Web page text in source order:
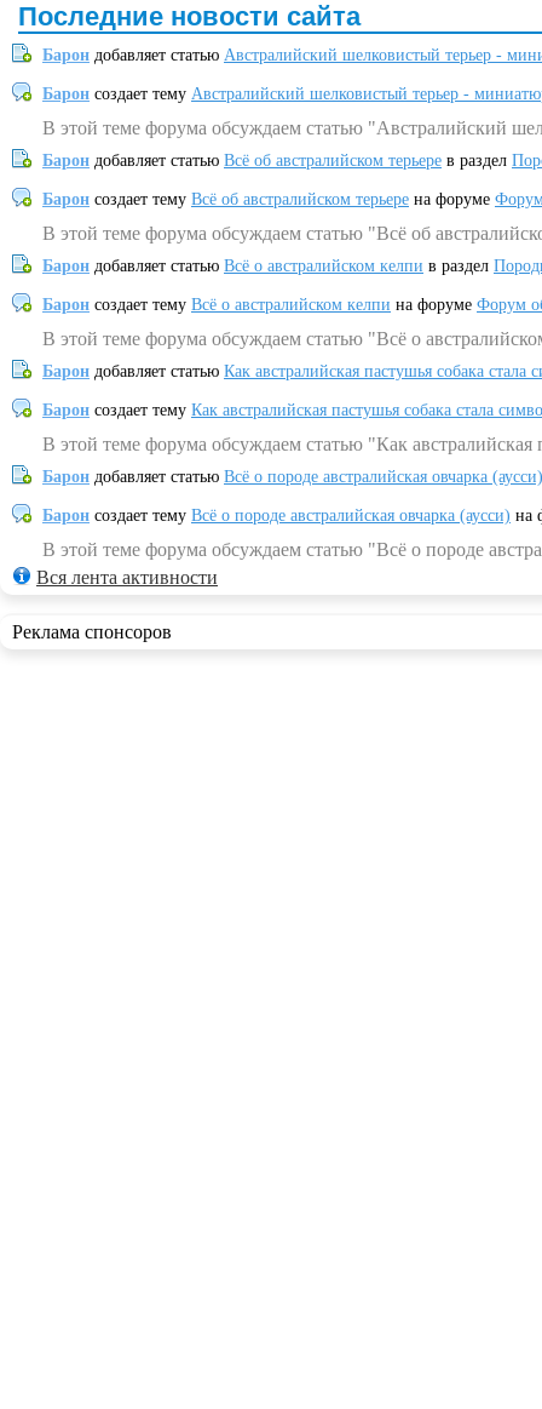
Последние новости сайта
Барон добавляет статью Австралийский шелковистый терьер -
Барон создает тему Австралийский шелковистый терьер -
В этой теме форума обсуждаем статью "Австралийский
Барон добавляет статью Всё об австралийском терьере в раздел
Барон создает тему Всё об австралийском терьере на форуме
В этой теме форума обсуждаем статью "Всё об
Барон добавляет статью Всё о австралийском келпи в раздел
Барон создает тему Всё о австралийском келпи на форуме Форум
В этой теме форума обсуждаем статью "Всё о
Барон добавляет статью Как австралийская пастушья собака
Барон создает тему Как австралийская пастушья собака стала
В этой теме форума обсуждаем статью "Как
Барон добавляет статью Всё о породе австралийская овчарка (аусси)
Барон создает тему Всё о породе австралийская овчарка (аусси) на
В этой теме форума обсуждаем статью "Всё о породе
Вся лента активности
Реклама спонсоров